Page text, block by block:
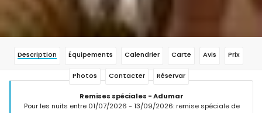
Description Équipements Calendrier Carte Avis Prix
Photos Contacter Réservar
Remises spéciales - Adumar
Pour les nuits entre 01/07/2026 - 13/09/2026: remise spéciale de